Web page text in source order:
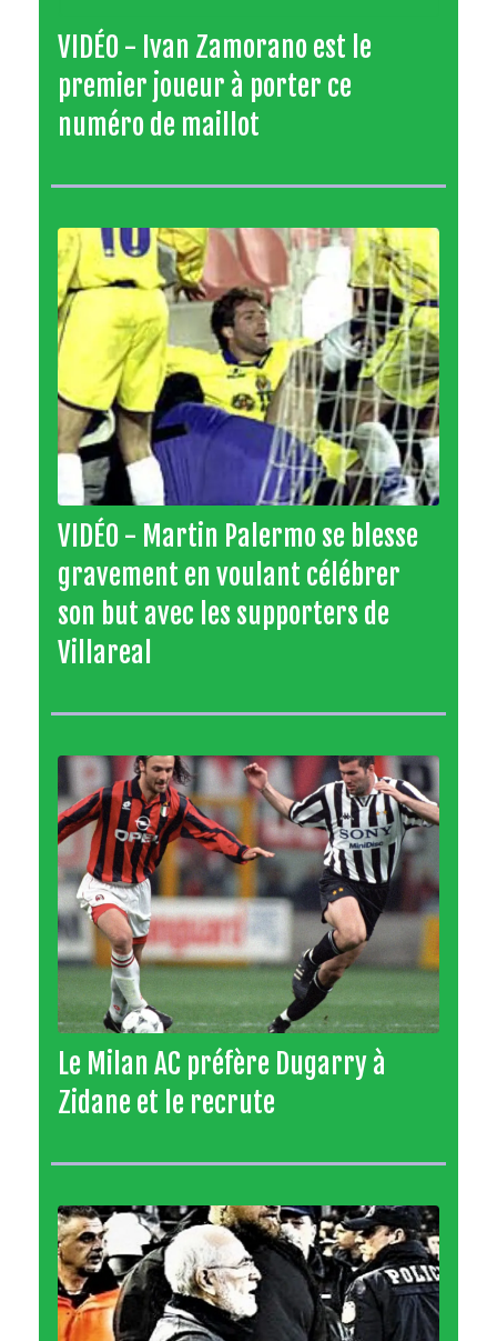
VIDÉO - Ivan Zamorano est le
premier joueur à porter ce
numéro de maillot
VIDÉO - Martin Palermo se blesse
gravement en voulant célébrer
son but avec les supporters de
Villareal
Le Milan AC préfère Dugarry à
Zidane et le recrute